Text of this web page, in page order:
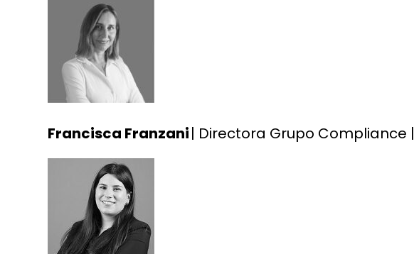
Francisca Franzani| Directora Grupo Compliance |